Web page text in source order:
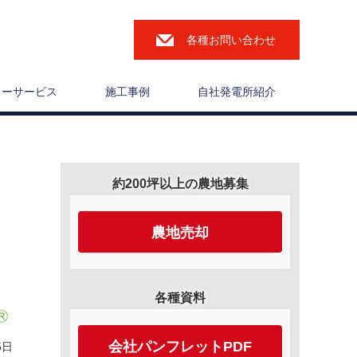
各種お問い合わせ
サービス 施工事例 自社発電所紹介
約200坪以上の農地募集
農地売却
各種資料
会社パンフレットPDF